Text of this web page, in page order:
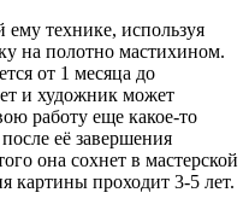
ему технике, используя
на полотно мастихином.
от 1 месяца до
и художник может
работу еще какое-то
её завершения
она сохнет в мастерской
картины проходит 3-5 лет.